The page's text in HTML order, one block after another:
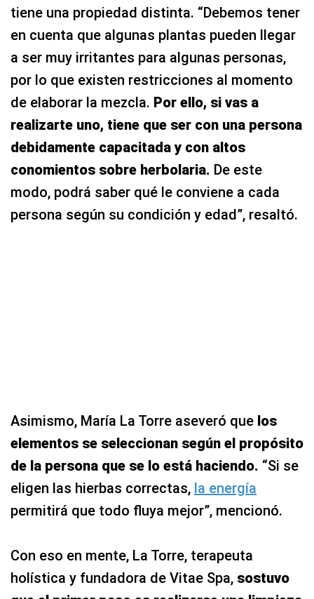
tiene una propiedad distinta. “Debemos tener
en cuenta que algunas plantas pueden llegar
a ser muy irritantes para algunas personas,
por lo que existen restricciones al momento
de elaborar la mezcla. Por ello, si vas a
realizarte uno, tiene que ser con una persona
debidamente capacitada y con altos
conomientos sobre herbolaria. De este
modo, podrá saber qué le conviene a cada
persona según su condición y edad”, resaltó.
Asimismo, María La Torre aseveró que los
elementos se seleccionan según el propósito
de la persona que se lo está haciendo. “Si se
eligen las hierbas correctas, la energía
permitirá que todo fluya mejor”, mencionó.
Con eso en mente, La Torre, terapeuta
holística y fundadora de Vitae Spa, sostuvo